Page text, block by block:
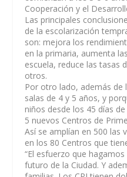
Cooperación y el
Las principales
de la escolarización
son: mejora los
en la primaria, aumenta
escuela, reduce las tasas
otros.
Por otro lado, además de
salas de 4 y 5 años, y
niños desde los 45 días
5 nuevos Centros de
Así se amplían en 500 las
en los 80 Centros que
“El esfuerzo que
futuro de la Ciudad. Y